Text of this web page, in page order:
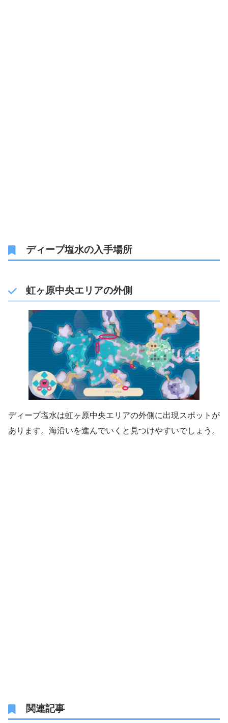
ディープ塩水の入手場所
虹ヶ原中央エリアの外側
ディープ塩水は虹ヶ原中央エリアの外側に出現スポットが
あります。海沿いを進んでいくと見つけやすいでしょう。
関連記事